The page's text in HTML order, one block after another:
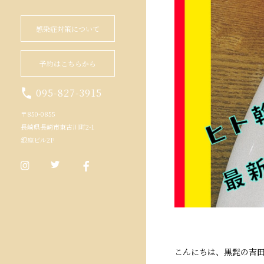
感染症対策について
予約はこちらから
095-827-3915
〒850-0855
長崎県長崎市東古川町2-1
銀座ビル2F
こんにちは、黒髭の吉